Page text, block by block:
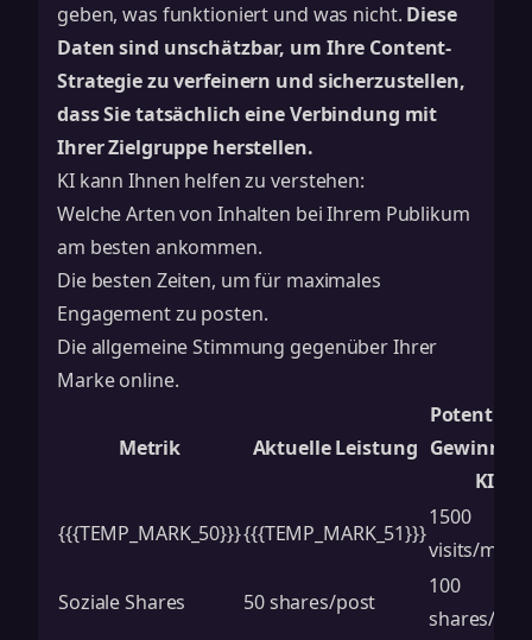
geben, was funktioniert und was nicht. Diese
Daten sind unschätzbar, um Ihre Content-
Strategie zu verfeinern und sicherzustellen,
dass Sie tatsächlich eine Verbindung mit
Ihrer Zielgruppe herstellen.
KI kann Ihnen helfen zu verstehen:
Welche Arten von Inhalten bei Ihrem Publikum
am besten ankommen.
Die besten Zeiten, um für maximales
Engagement zu posten.
Die allgemeine Stimmung gegenüber Ihrer
Marke online.
Metrik Aktuelle Leistung Gewinn
KI
{{{TEMP_MARK_50}}}{{{TEMP_MARK_51}}}
1500
visits/
Soziale Shares
50 shares/post
100
shares/